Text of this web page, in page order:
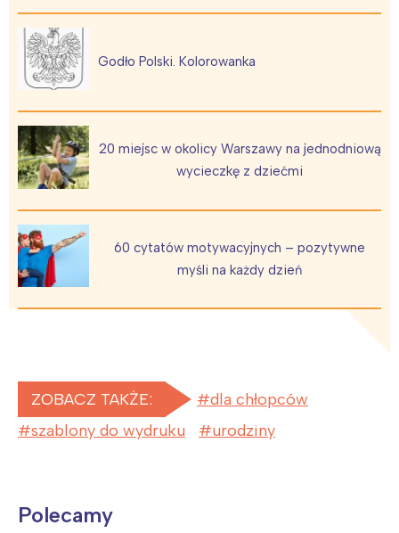
Godło Polski. Kolorowanka
20 miejsc w okolicy Warszawy na jednodniową
wycieczkę z dziećmi
60 cytatów motywacyjnych – pozytywne
myśli na każdy dzień
ZOBACZ TAKŻE:
dla chłopców
szablony do wydruku
urodziny
Polecamy
Poznań
Wrocław
Wszystkie
Wybieram